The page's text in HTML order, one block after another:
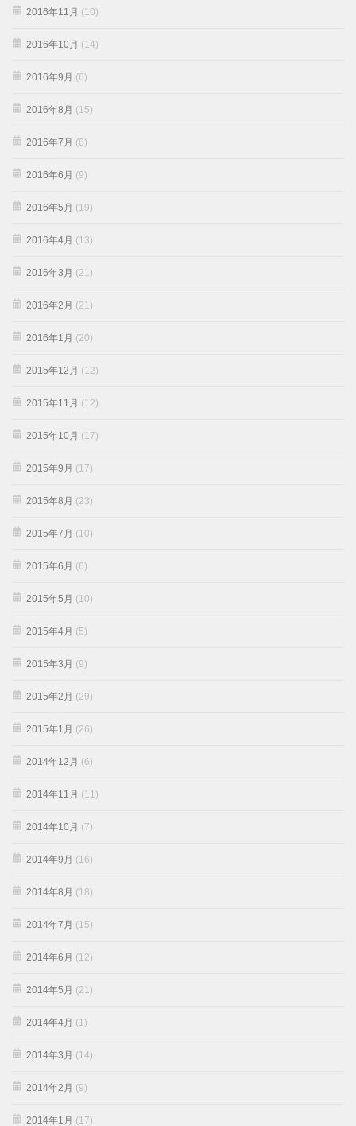
2016年11月 (10)
2016年10月 (14)
2016年9月 (6)
2016年8月 (15)
2016年7月 (8)
2016年6月 (9)
2016年5月 (19)
2016年4月 (13)
2016年3月 (21)
2016年2月 (21)
2016年1月 (20)
2015年12月 (12)
2015年11月 (12)
2015年10月 (17)
2015年9月 (17)
2015年8月 (23)
2015年7月 (10)
2015年6月 (6)
2015年5月 (10)
2015年4月 (5)
2015年3月 (9)
2015年2月 (29)
2015年1月 (26)
2014年12月 (6)
2014年11月 (11)
2014年10月 (7)
2014年9月 (16)
2014年8月 (18)
2014年7月 (15)
2014年6月 (12)
2014年5月 (21)
2014年4月 (1)
2014年3月 (14)
2014年2月 (9)
2014年1月 (17)